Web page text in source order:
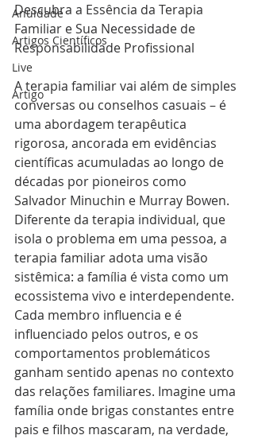
Anuidade
Artigos Científicos
Live
Artigo
Descubra a Essência da Terapia
Familiar e Sua Necessidade de
Responsabilidade Profissional
A terapia familiar vai além de simples
conversas ou conselhos casuais – é
uma abordagem terapêutica
rigorosa, ancorada em evidências
científicas acumuladas ao longo de
décadas por pioneiros como
Salvador Minuchin e Murray Bowen.
Diferente da terapia individual, que
isola o problema em uma pessoa, a
terapia familiar adota uma visão
sistêmica: a família é vista como um
ecossistema vivo e interdependente.
Cada membro influencia e é
influenciado pelos outros, e os
comportamentos problemáticos
ganham sentido apenas no contexto
das relações familiares. Imagine uma
família onde brigas constantes entre
pais e filhos mascaram, na verdade,